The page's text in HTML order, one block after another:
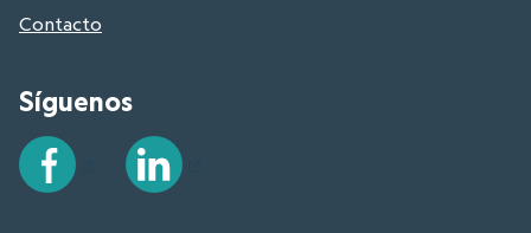
Contacto
Síguenos
Facebook